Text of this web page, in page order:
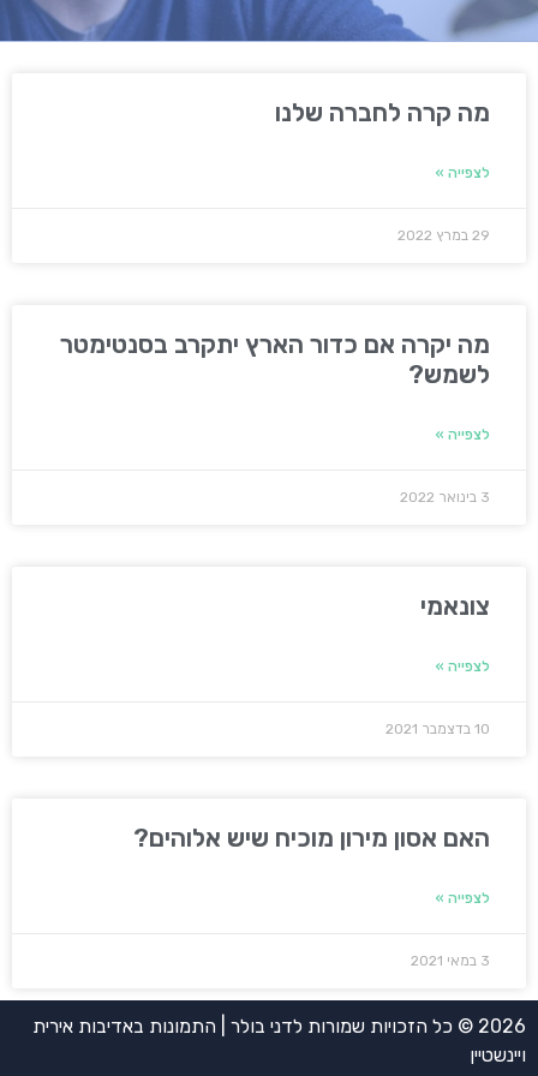
מה קרה לחברה שלנו
לצפייה »
29 במרץ 2022
מה יקרה אם כדור הארץ יתקרב בסנטימטר
לשמש?
לצפייה »
3 בינואר 2022
צונאמי
לצפייה »
10 בדצמבר 2021
האם אסון מירון מוכיח שיש אלוהים?
לצפייה »
3 במאי 2021
2026 © כל הזכויות שמורות לדני בולר | התמונות באדיבות אירית
ויינשטיין